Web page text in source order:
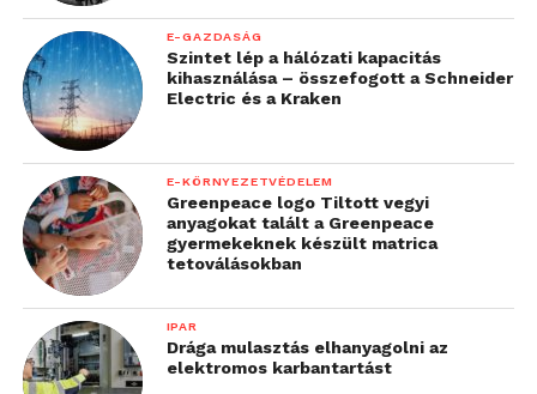
E-GAZDASÁG
Szintet lép a hálózati kapacitás
kihasználása – összefogott a Schneider
Electric és a Kraken
E-KÖRNYEZETVÉDELEM
Greenpeace logo Tiltott vegyi
anyagokat talált a Greenpeace
gyermekeknek készült matrica
tetoválásokban
IPAR
Drága mulasztás elhanyagolni az
elektromos karbantartást